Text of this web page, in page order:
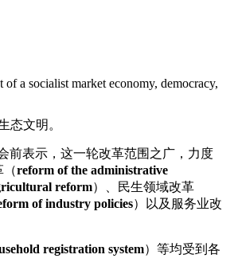
a socialist market economy, democracy,
态文明。
前表示，这一轮改革范围之广，力度
（reform of the administrative
reform）、民生领域改革
of industry policies）以及服务业改
registration system）等均受到各